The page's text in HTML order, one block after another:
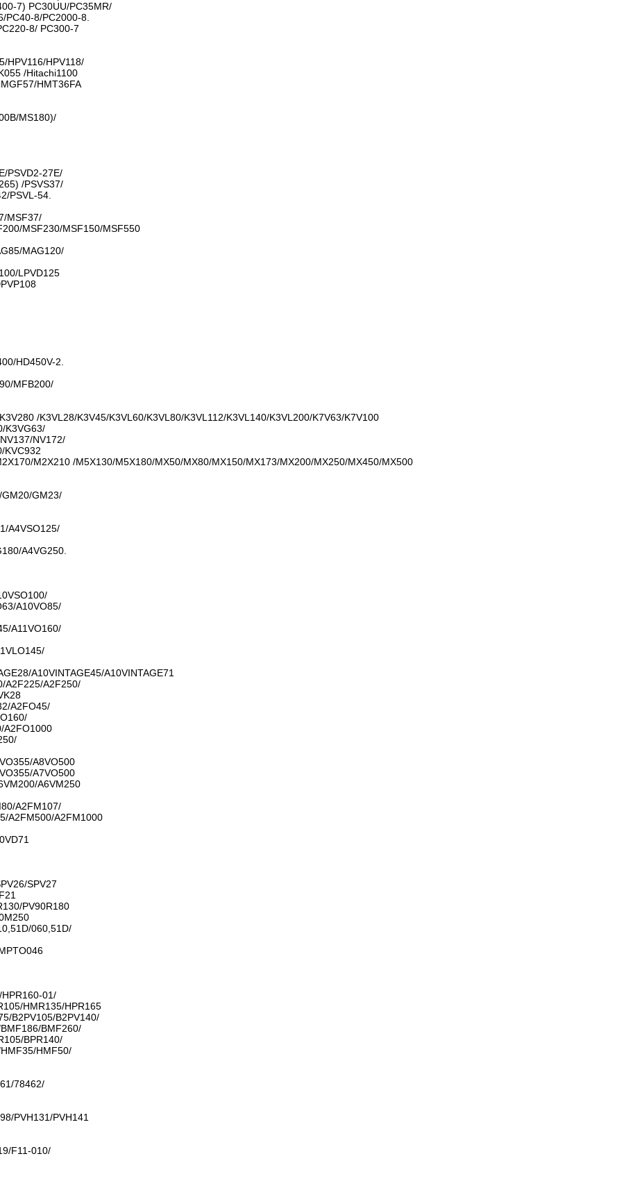
7) PC30UU/PC35MR/
PC40-8/PC2000-8.
8/ PC300-7
HPV116/HPV118/
/Hitachi1100
HMT36FA
MS180)/
PSVD2-27E/
/PSVS37/
PSVL-54.
MSF37/
MSF230/MSF150/MSF550
MAG120/
LPVD125
HD450V-2.
MFB200/
/K3VL28/K3V45/K3VL60/K3VL80/K3VL112/K3VL140/K3VL200/K7V63/K7V100
K3VG63/
NV172/
KVC932
M2X210 /M5X130/M5X180/MX50/MX80/MX150/MX173/MX200/MX250/MX450/MX500
GM23/
A4VSO125/
A4VG250.
A10VO85/
A11VO160/
A10VINTAGE45/A10VINTAGE71
A2F225/A2F250/
A2FO45/
A2FO1000
A8VO500
A7VO500
A6VM250
A2FM107/
A2FM500/A2FM1000
SPV27
PV90R180
060,51D/
01/
HMR135/HPR165
B2PV105/B2PV140/
BMF260/
BPR140/
HMF50/
78462/
PVH131/PVH141
F11-010/